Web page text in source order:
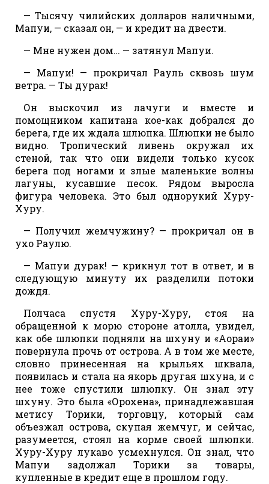
— Тысячу чилийских долларов наличными,
Мапуи, — сказал он, — и кредит на двести.
— Мне нужен дом… — затянул Мапуи.
— Мапуи! — прокричал Рауль сквозь шум
ветра. — Ты дурак!
Он выскочил из лачуги и вместе и
помощником капитана кое-как добрался до
берега, где их ждала шлюпка. Шлюпки не было
видно. Тропический ливень окружал их
стеной, так что они видели только кусок
берега под ногами и злые маленькие волны
лагуны, кусавшие песок. Рядом выросла
фигура человека. Это был однорукий Хуру-
Хуру.
— Получил жемчужину? — прокричал он в
ухо Раулю.
— Мапуи дурак! — крикнул тот в ответ, и в
следующую минуту их разделили потоки
дождя.
Полчаса спустя Хуру-Хуру, стоя на
обращенной к морю стороне атолла, увидел,
как обе шлюпки подняли на шхуну и «Аораи»
повернула прочь от острова. А в том же месте,
словно принесенная на крыльях шквала,
появилась и стала на якорь другая шхуна, и с
нее тоже спустили шлюпку. Он знал эту
шхуну. Это была «Орохена», принадлежавшая
метису Торики, торговцу, который сам
объезжал острова, скупая жемчуг, и сейчас,
разумеется, стоял на корме своей шлюпки.
Хуру-Хуру лукаво усмехнулся. Он знал, что
Мапуи задолжал Торики за товары,
купленные в кредит еще в прошлом году.